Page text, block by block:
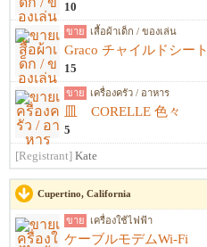
10
ขาย เสื้อผ้าเด็ก / ของเล่น
Graco チャイルドシート
15
ขาย เครื่องครัว / อาหาร
皿 CORELLE 色々
5
[Registrant] Kate
Cupertino, California
ขาย เครื่องใช้ไฟฟ้า
ケーブルモデムWi-Fi